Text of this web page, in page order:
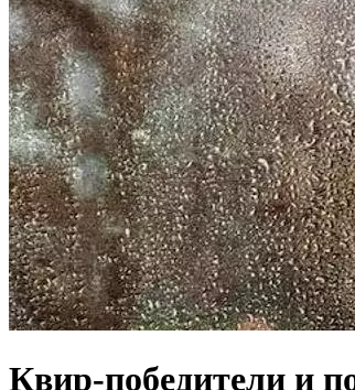
Квир-победители и